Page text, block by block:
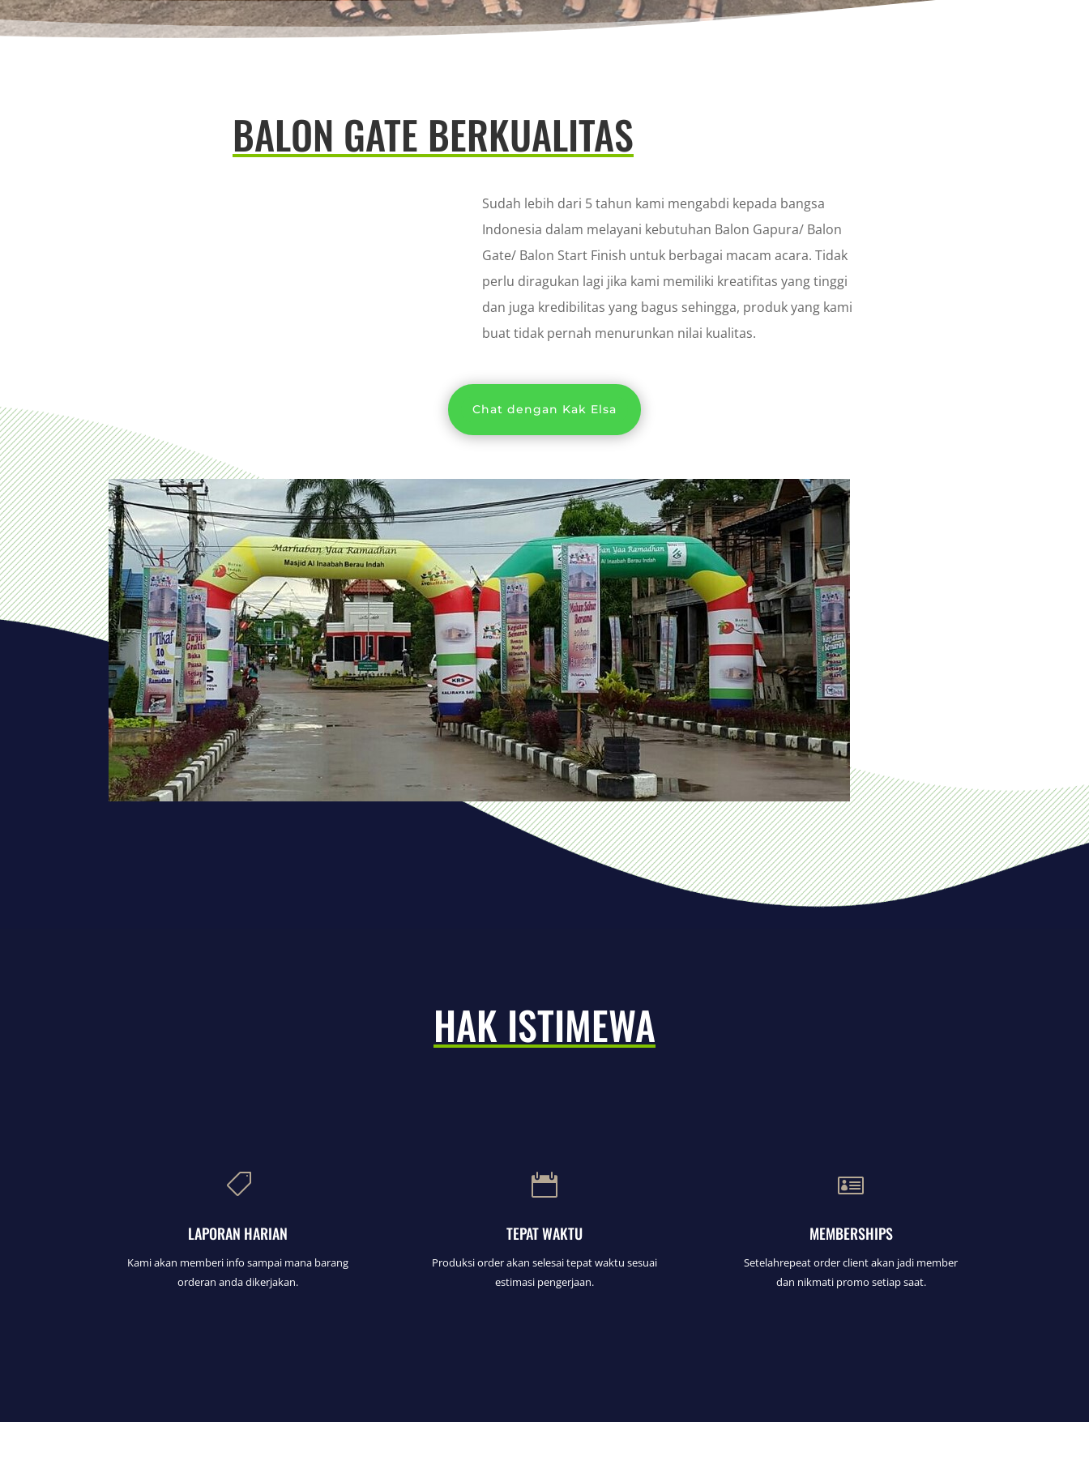
BALON GATE BERKUALITAS
Sudah lebih dari 5 tahun kami mengabdi kepada bangsa
Indonesia dalam melayani kebutuhan Balon Gapura/ Balon
Gate/ Balon Start Finish untuk berbagai macam acara. Tidak
perlu diragukan lagi jika kami memiliki kreatifitas yang tinggi
dan juga kredibilitas yang bagus sehingga, produk yang kami
buat tidak pernah menurunkan nilai kualitas.
Chat dengan Kak Elsa
HAK ISTIMEWA

LAPORAN HARIAN
Kami akan memberi info sampai mana barang
orderan anda dikerjakan.

TEPAT WAKTU
Produksi order akan selesai tepat waktu sesuai
estimasi pengerjaan.

MEMBERSHIPS
Setelahrepeat order client akan jadi member
dan nikmati promo setiap saat.